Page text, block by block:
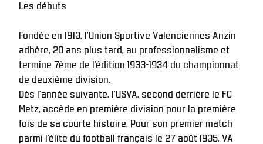
Les débuts
Fondée en 1913, l’Union Sportive Valenciennes Anzin
adhère, 20 ans plus tard, au professionnalisme et
termine 7ème de l’édition 1933-1934 du championnat
de deuxième division.
Dès l’année suivante, l’USVA, second derrière le FC
Metz, accède en première division pour la première
fois de sa courte histoire. Pour son premier match
parmi l’élite du football français le 27 août 1935, VA